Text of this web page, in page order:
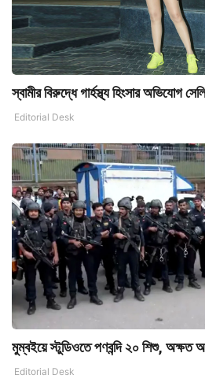
স্বামীর বিরুদ্ধে গার্হস্থ্য হিংসার অভিযোগ
Editorial Desk
মুম্বইয়ে স্টুডিওতে পণবন্দি ২০ শিশু, অক্ষত
Editorial Desk